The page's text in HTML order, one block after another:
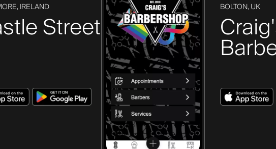
IRELAND
Street
BOLTON, UK